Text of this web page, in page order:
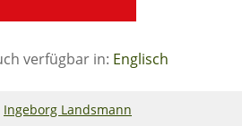
verfügbar in: Englisch
Ingeborg Landsmann